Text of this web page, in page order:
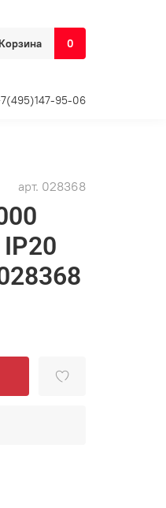
Корзина 0
95-06
арт. 028368